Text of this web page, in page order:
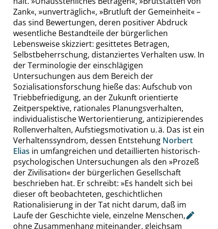
Zank«, »unverträglich«, »Brutluft der Gemeinheit«–
das sind Bewertungen, deren positiver Abdruck
wesentliche Bestandteile der bürgerlichen
Lebensweise skizziert: gesittetes Betragen,
Selbstbeherrschung, distanziertes Verhalten usw. In
der Terminologie der einschlägigen
Untersuchungen aus dem Bereich der
Sozialisationsforschung hieße das: Aufschub von
Triebbefriedigung, an der Zukunft orientierte
Zeitperspektive, rationales Planungsverhalten,
individualistische Wertorientierung, antizipierendes
Rollenverhalten, Aufstiegsmotivation u. ä. Das ist ein
Verhaltenssyndrom, dessen Entstehung Norbert
Elias in umfangreichen und detaillierten historisch-
psychologischen Untersuchungen als den »Prozeß
der Zivilisation«der bürgerlichen Gesellschaft
beschrieben hat. Er schreibt: »Es handelt sich bei
dieser oft beobachteten, geschichtlichen
Rationalisierung in der Tat nicht darum, daß im
Laufe der Geschichte viele, einzelne Menschen,
ohne Zusammenhang miteinander, gleichsam